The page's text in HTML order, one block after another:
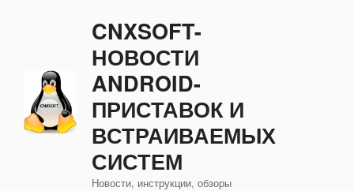
CNXSOFT-
НОВОСТИ
ANDROID-
ПРИСТАВОК И
ВСТРАИВАЕМЫХ
СИСТЕМ
Новости, инструкции, обзоры